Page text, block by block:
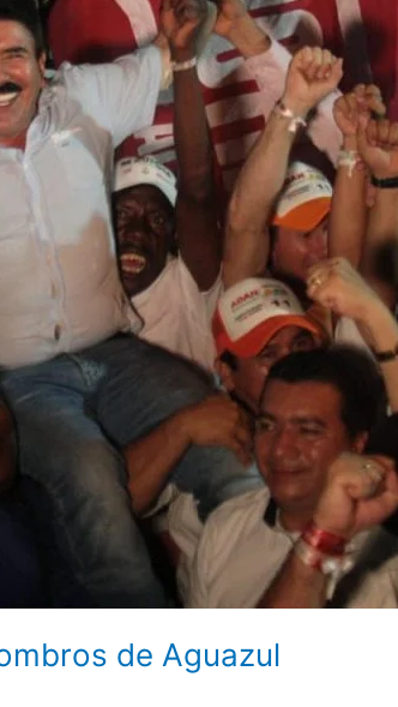
de Aguazul